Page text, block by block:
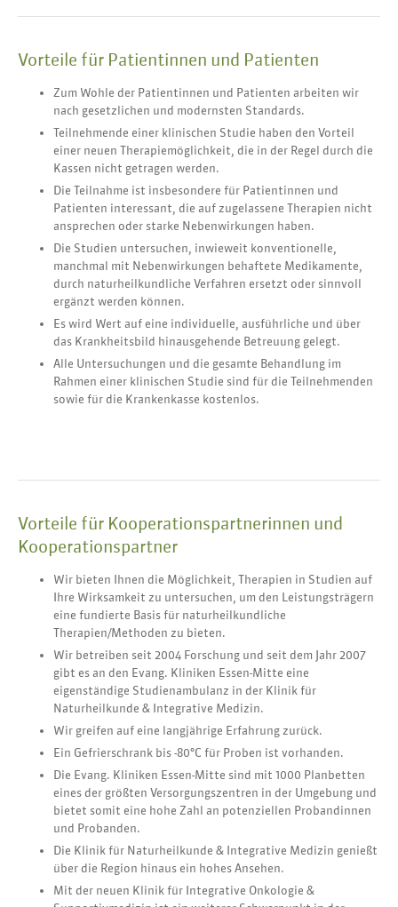
Vorteile für Patientinnen und Patienten
Zum Wohle der Patientinnen und Patienten arbeiten wir
nach gesetzlichen und modernsten Standards.
Teilnehmende einer klinischen Studie haben den Vorteil
einer neuen Therapiemöglichkeit, die in der Regel durch die
Kassen nicht getragen werden.
Die Teilnahme ist insbesondere für Patientinnen und
Patienten interessant, die auf zugelassene Therapien nicht
ansprechen oder starke Nebenwirkungen haben.
Die Studien untersuchen, inwieweit konventionelle,
manchmal mit Nebenwirkungen behaftete Medikamente,
durch naturheilkundliche Verfahren ersetzt oder sinnvoll
ergänzt werden können.
Es wird Wert auf eine individuelle, ausführliche und über
das Krankheitsbild hinausgehende Betreuung gelegt.
Alle Untersuchungen und die gesamte Behandlung im
Rahmen einer klinischen Studie sind für die Teilnehmenden
sowie für die Krankenkasse kostenlos.
Vorteile für Kooperationspartnerinnen und
Kooperationspartner
Wir bieten Ihnen die Möglichkeit, Therapien in Studien auf
Ihre Wirksamkeit zu untersuchen, um den Leistungsträgern
eine fundierte Basis für naturheilkundliche
Therapien/Methoden zu bieten.
Wir betreiben seit 2004 Forschung und seit dem Jahr 2007
gibt es an den Evang. Kliniken Essen-Mitte eine
eigenständige Studienambulanz in der Klinik für
Naturheilkunde & Integrative Medizin.
Wir greifen auf eine langjährige Erfahrung zurück.
Ein Gefrierschrank bis -80°C für Proben ist vorhanden.
Die Evang. Kliniken Essen-Mitte sind mit 1000 Planbetten
eines der größten Versorgungszentren in der Umgebung und
bietet somit eine hohe Zahl an potenziellen Probandinnen
und Probanden.
Die Klinik für Naturheilkunde & Integrative Medizin genießt
über die Region hinaus ein hohes Ansehen.
Mit der neuen Klinik für Integrative Onkologie &